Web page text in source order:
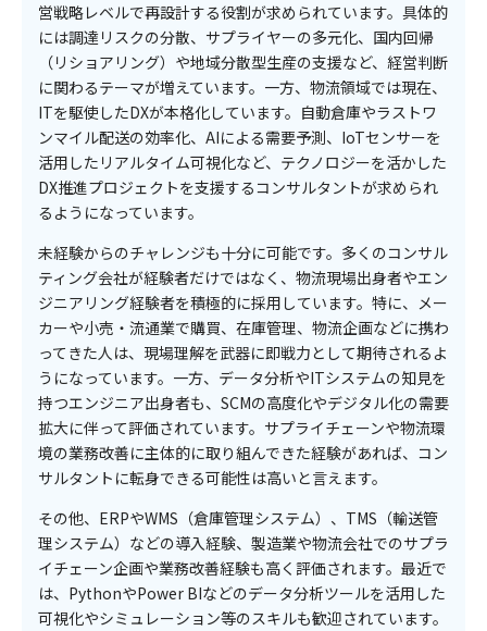
営戦略レベルで再設計する役割が求められています。具体的
には調達リスクの分散、サプライヤーの多元化、国内回帰
（リショアリング）や地域分散型生産の支援など、経営判断
に関わるテーマが増えています。一方、物流領域では現在、
ITを駆使したDXが本格化しています。自動倉庫やラストワ
ンマイル配送の効率化、AIによる需要予測、IoTセンサーを
活用したリアルタイム可視化など、テクノロジーを活かした
DX推進プロジェクトを支援するコンサルタントが求められ
るようになっています。
未経験からのチャレンジも十分に可能です。多くのコンサル
ティング会社が経験者だけではなく、物流現場出身者やエン
ジニアリング経験者を積極的に採用しています。特に、メー
カーや小売・流通業で購買、在庫管理、物流企画などに携わ
ってきた人は、現場理解を武器に即戦力として期待されるよ
うになっています。一方、データ分析やITシステムの知見を
持つエンジニア出身者も、SCMの高度化やデジタル化の需要
拡大に伴って評価されています。サプライチェーンや物流環
境の業務改善に主体的に取り組んできた経験があれば、コン
サルタントに転身できる可能性は高いと言えます。
その他、ERPやWMS（倉庫管理システム）、TMS（輸送管
理システム）などの導入経験、製造業や物流会社でのサプラ
イチェーン企画や業務改善経験も高く評価されます。最近で
は、PythonやPower BIなどのデータ分析ツールを活用した
可視化やシミュレーション等のスキルも歓迎されています。